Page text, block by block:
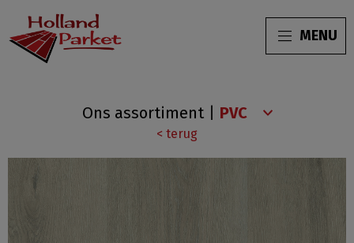
MENU
9535
Ons assortiment
< terug